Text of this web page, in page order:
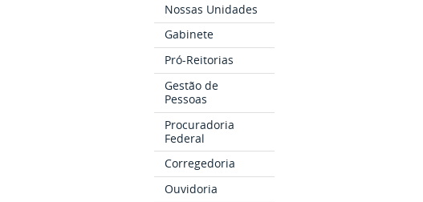
Nossas Unidades
Gabinete
Pró-Reitorias
Gestão de
Pessoas
Procuradoria
Federal
Corregedoria
Ouvidoria